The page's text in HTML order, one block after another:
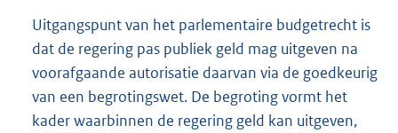
Uitgangspunt van het parlementaire budgetrecht is
dat de regering pas publiek geld mag uitgeven na
voorafgaande autorisatie daarvan via de goedkeurig
van een begrotingswet. De begroting vormt het
kader waarbinnen de regering geld kan uitgeven,